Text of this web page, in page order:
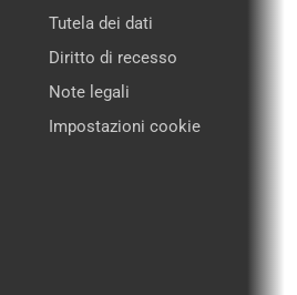
Tutela dei dati
Diritto di recesso
Note legali
Impostazioni cookie